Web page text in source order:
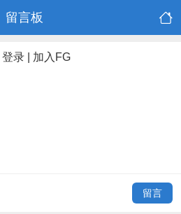
留言板
登录 加入FG
留言